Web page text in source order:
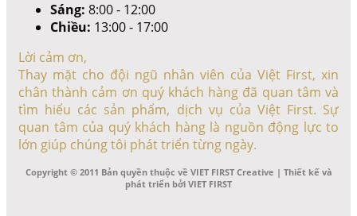
Sáng: 8:00 - 12:00
Chiều: 13:00 - 17:00
Lời cảm ơn,
Thay mặt cho đội ngũ nhân viên của Việt First, xin
chân thành cảm ơn quý khách hàng đã quan tâm và
tìm hiểu các sản phẩm, dịch vụ của Việt First. Sự
quan tâm của quý khách hàng là nguồn động lực to
lớn giúp chúng tôi phát triển từng ngày.
Copyright © 2011 Bản quyền thuộc về VIET FIRST Creative | Thiết kế và
phát triển bởi VIET FIRST